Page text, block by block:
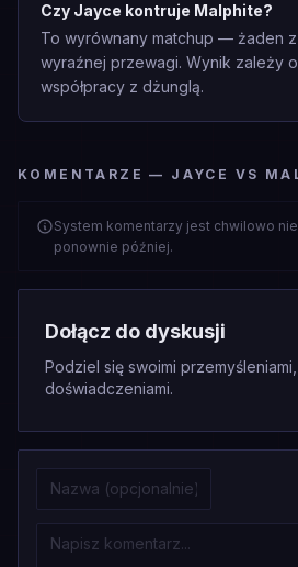
Czy Jayce kontruje Malphite?
To wyrównany matchup — żaden
wyraźnej przewagi. Wynik zależy
współpracy z dżunglą.
KOMENTARZE — JAYCE VS
System komentarzy jest chwilowo
ponownie później.
Dołącz do dyskusji
Podziel się swoimi
doświadczeniami.